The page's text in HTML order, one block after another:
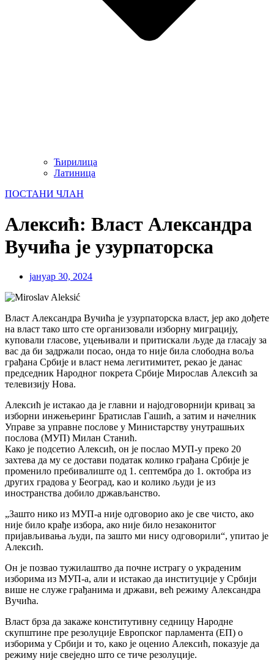
Ћирилица
Латиница
ПОСТАНИ ЧЛАН
Алексић: Власт Александра
Вучића је узурпаторска
јануар 30, 2024
Власт Александра Вучића је узурпаторска власт, јер ако дођете
на власт тако што сте организовали изборну миграцију,
куповали гласове, уцењивали и притискали људе да гласају за
вас да би задржали посао, онда то није била слободна воља
грађана Србије и власт нема легитимитет, рекао је данас
председник Народног покрета Србије Мирослав Алексић за
телевизију Нова.
Алексић је истакао да је главни и најодговорнији кривац за
изборни инжењеринг Братислав Гашић, а затим и начелник
Управе за управне послове у Министарству унутрашњих
послова (МУП) Милан Станић.
Како је подсетио Алексић, он је послао МУП-у преко 20
захтева да му се достави податак колико грађана Србије је
променило пребивалиште од 1. септембра до 1. октобра из
других градова у Београд, као и колико људи је из
иностранства добило држављанство.
„Зашто нико из МУП-а није одговорио ако је све чисто, ако
није било крађе избора, ако није било незаконитог
пријављивања људи, па зашто ми нису одговорили“, упитао је
Алексић.
Он је позвао тужилаштво да почне истрагу о украденим
изборима из МУП-а, али и истакао да институције у Србији
више не служе грађанима и држави, већ режиму Александра
Вучића.
Власт брза да закаже конститутивну седницу Народне
скупштине пре резолуције Европског парламента (ЕП) о
изборима у Србији и то, како је оценио Алексић, показује да
режиму није свеједно што се тиче резолуције.